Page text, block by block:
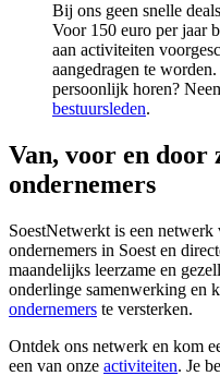
Bij ons geen snelle
Voor 150 euro per jaar
aan activiteiten
aangedragen te
persoonlijk horen?
bestuursleden.
Van, voor en door
ondernemers
SoestNetwerkt is een
ondernemers in Soest en
maandelijks leerzame en
onderlinge samenwerking en
ondernemers te versterken.
Ontdek ons netwerk en kom
een van onze activiteiten. Je